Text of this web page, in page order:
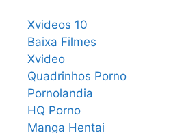
Xvideos 10
Baixa Filmes
Xvideo
Quadrinhos Porno
Pornolandia
HQ Porno
Manga Hentai